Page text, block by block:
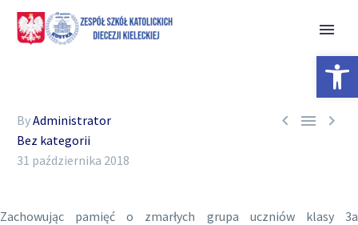
  
ByAdministrator
Bez kategorii
31 października 2018
Zachowując pamięć o zmarłych grupa uczniów klasy 3a